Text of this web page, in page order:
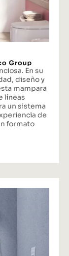
Group
En su
diseño y
mampara
líneas
un sistema
de
formato